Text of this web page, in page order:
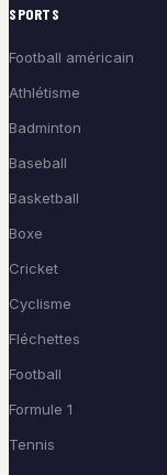
SPORTS
Football américain
Athlétisme
Badminton
Baseball
Basketball
Boxe
Cricket
Cyclisme
Fléchettes
Football
Formule 1
Tennis